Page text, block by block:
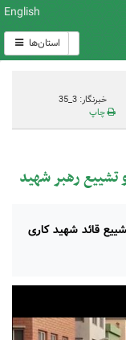
English
استان‌ها
خبرنگار: 3_35
چاپ
تشییع رهبر شهید
قائد شهید کاری